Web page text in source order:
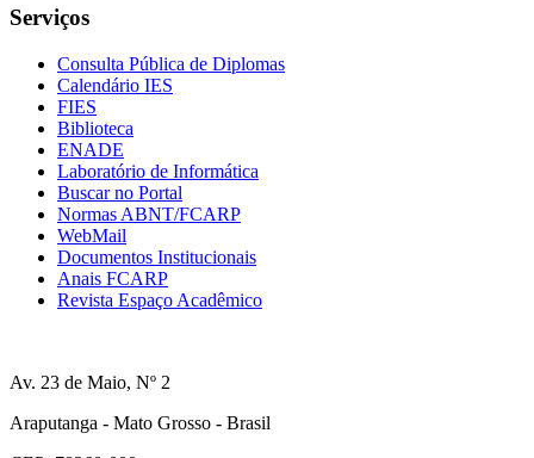
Serviços
Consulta Pública de Diplomas
Calendário IES
FIES
Biblioteca
ENADE
Laboratório de Informática
Buscar no Portal
Normas ABNT/FCARP
WebMail
Documentos Institucionais
Anais FCARP
Revista Espaço Acadêmico
Av. 23 de Maio, Nº 2
Araputanga - Mato Grosso - Brasil